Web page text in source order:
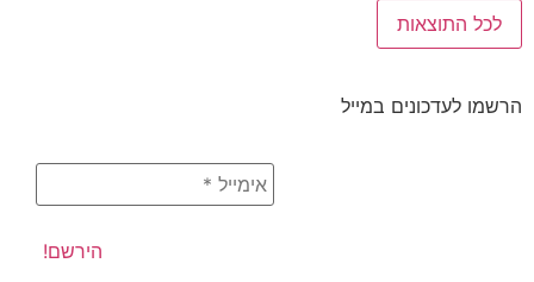
לכל התוצאות
הרשמו לעדכונים במייל